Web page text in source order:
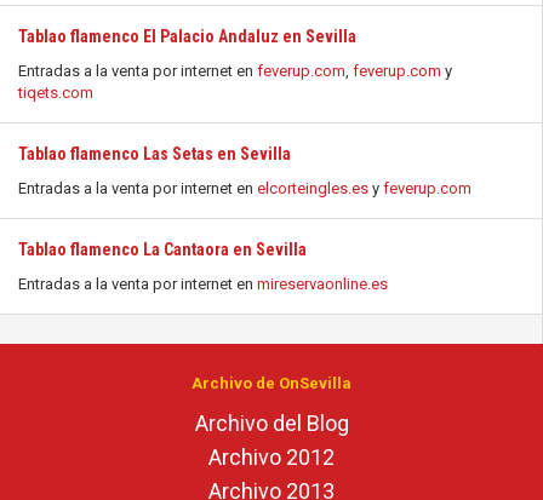
Tablao flamenco El Palacio Andaluz en Sevilla
Entradas a la venta por internet en feverup.com, feverup.com y
tiqets.com
Tablao flamenco Las Setas en Sevilla
Entradas a la venta por internet en elcorteingles.es y feverup.com
Tablao flamenco La Cantaora en Sevilla
Entradas a la venta por internet en mireservaonline.es
Archivo de OnSevilla
Archivo del Blog
Archivo 2012
Archivo 2013